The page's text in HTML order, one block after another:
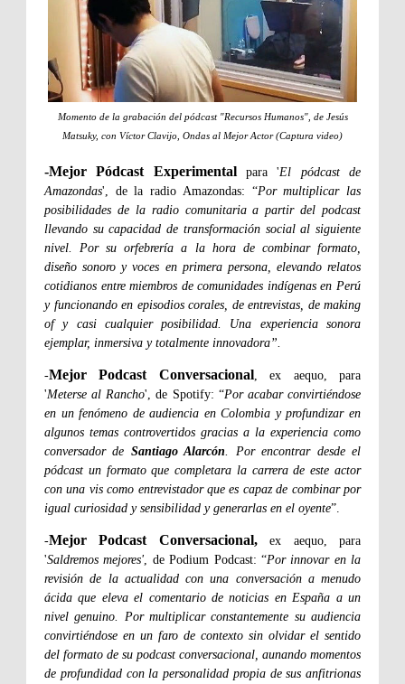
Momento de la grabación del pódcast "Recursos Humanos", de Jesús
Matsuky, con Víctor Clavijo, Ondas al Mejor Actor (Captura video)
-Mejor Pódcast Experimental para 'El pódcast de
Amazondas', de la radio Amazondas: “Por multiplicar las
posibilidades de la radio comunitaria a partir del podcast
llevando su capacidad de transformación social al siguiente
nivel. Por su orfebrería a la hora de combinar formato,
diseño sonoro y voces en primera persona, elevando relatos
cotidianos entre miembros de comunidades indígenas en Perú
y funcionando en episodios corales, de entrevistas, de making
of y casi cualquier posibilidad. Una experiencia sonora
ejemplar, inmersiva y totalmente innovadora”.
-Mejor Podcast Conversacional , ex aequo, para
'Meterse al Rancho', de Spotify: “Por acabar convirtiéndose
en un fenómeno de audiencia en Colombia y profundizar en
algunos temas controvertidos gracias a la experiencia como
conversador de Santiago Alarcón . Por encontrar desde el
pódcast un formato que completara la carrera de este actor
con una vis como entrevistador que es capaz de combinar por
igual curiosidad y sensibilidad y generarlas en el oyente”.
-Mejor Podcast Conversacional,ex aequo, para
'Saldremos mejores' , de Podium Podcast: “Por innovar en la
revisión de la actualidad con una conversación a menudo
ácida que eleva el comentario de noticias en España a un
nivel genuino. Por multiplicar constantemente su audiencia
convirtiéndose en un faro de contexto sin olvidar el sentido
del formato de su podcast conversacional, aunando momentos
de profundidad con la personalidad propia de sus anfitrionas